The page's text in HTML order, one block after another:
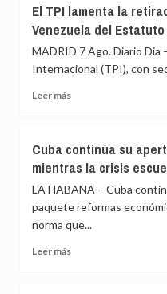
antes
de
la
posesión
Senado
de
EEUU
el
proyecto
sanciones
contra
las
de
crudo
El TPI lamenta la
Venezuela del Estatuto
MADRID 7 Ago. Diario Dia
Internacional (TPI), con
Leer másLeer
TPI
lamenta
la
de
Chad
Cuba continúa su
mientras la crisis
LA HABANA – Cuba
paquete reformas
norma que...
Leer másLeer